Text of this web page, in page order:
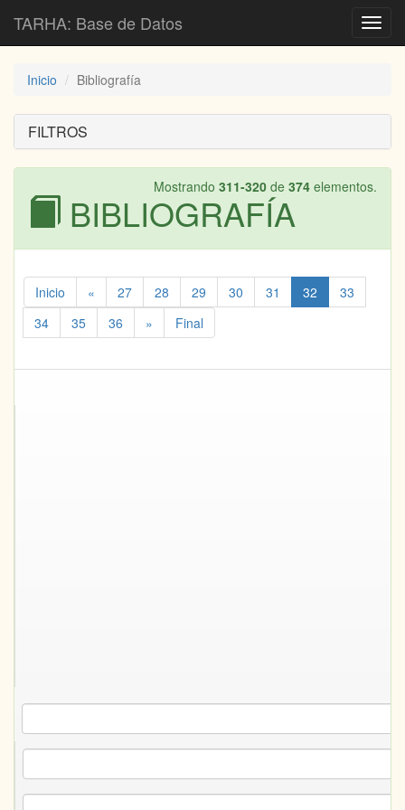
TARHA: Base de Datos
Inicio Bibliografía
FILTROS
Mostrando 311-320 de 374 elementos.
BIBLIOGRAFÍA
Inicio « 27 28 29 30 31 32
33
34
35 36 » Final